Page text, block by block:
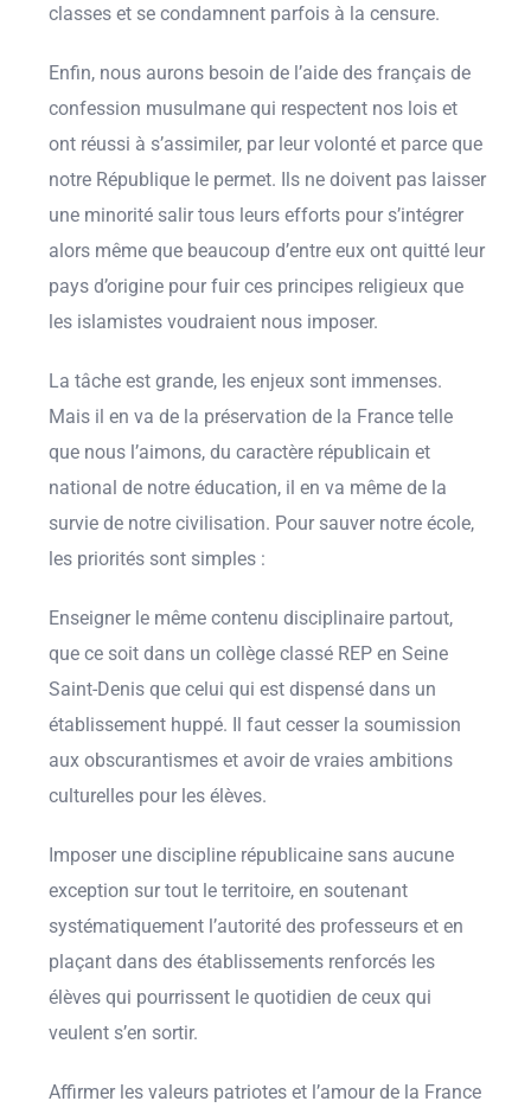
classes et se condamnent parfois à la censure.
Enfin, nous aurons besoin de l’aide des français de
confession musulmane qui respectent nos lois et
ont réussi à s’assimiler, par leur volonté et parce que
notre République le permet. Ils ne doivent pas laisser
une minorité salir tous leurs efforts pour s’intégrer
alors même que beaucoup d’entre eux ont quitté leur
pays d’origine pour fuir ces principes religieux que
les islamistes voudraient nous imposer.
La tâche est grande, les enjeux sont immenses.
Mais il en va de la préservation de la France telle
que nous l’aimons, du caractère républicain et
national de notre éducation, il en va même de la
survie de notre civilisation. Pour sauver notre école,
les priorités sont simples :
Enseigner le même contenu disciplinaire partout,
que ce soit dans un collège classé REP en Seine
Saint-Denis que celui qui est dispensé dans un
établissement huppé. Il faut cesser la soumission
aux obscurantismes et avoir de vraies ambitions
culturelles pour les élèves.
Imposer une discipline républicaine sans aucune
exception sur tout le territoire, en soutenant
systématiquement l’autorité des professeurs et en
plaçant dans des établissements renforcés les
élèves qui pourrissent le quotidien de ceux qui
veulent s’en sortir.
Affirmer les valeurs patriotes et l’amour de la France